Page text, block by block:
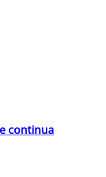
continua